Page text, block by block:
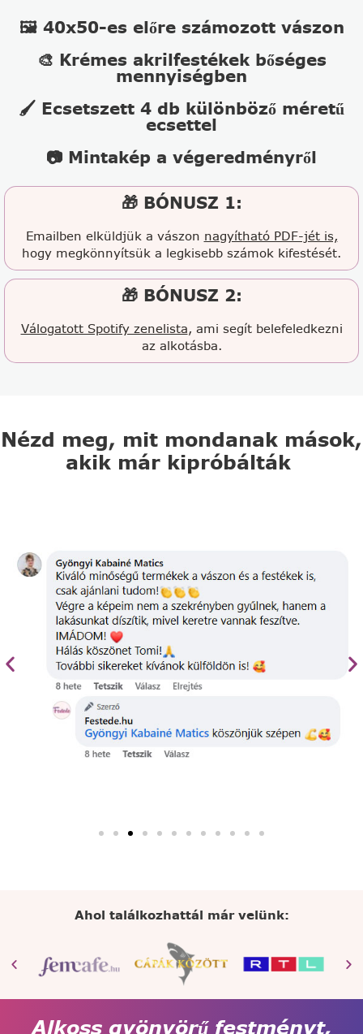
🖼️ 40x50-es előre számozott vászon
🎨 Krémes akrilfestékek bőséges
mennyiségben
🖌️ Ecsetszett 4 db különböző méretű
ecsettel
📷 Mintakép a végeredményről
🎁 BÓNUSZ 1:
Emailben elküldjük a vászon nagyítható PDF-jét is,
hogy megkönnyítsük a legkisebb számok kifestését.
🎁 BÓNUSZ 2:
Válogatott Spotify zenelista, ami segít belefeledkezni
az alkotásba.
Nézd meg, mit mondanak mások,
akik már kipróbálták
Ahol találkozhattál már velünk:
Alkoss gyönyörű festményt,